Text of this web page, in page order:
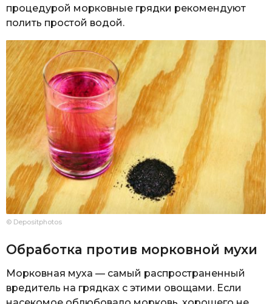
процедурой морковные грядки рекомендуют
полить простой водой.
© Depositphotos
Обработка против морковной мухи
Морковная муха — самый распространенный
вредитель на грядках с этими овощами. Если